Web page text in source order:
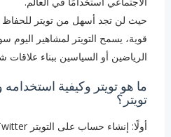
حيث لن تجد أسهل من تويتر
قوية، يسمح التويتر لمشاهير اليوم
الرياضين أو السياسين ببناء
ما هو تويتر وكيفية
تويتر؟
أولًا: إنشاء حساب على التويتر Twitter